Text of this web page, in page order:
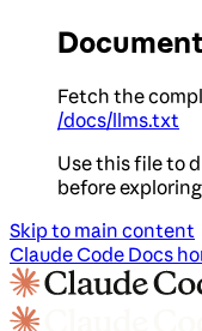
Fetch the
/docs/llms.txt
Use this file to
before
Skip to main content
Claude Code Docs